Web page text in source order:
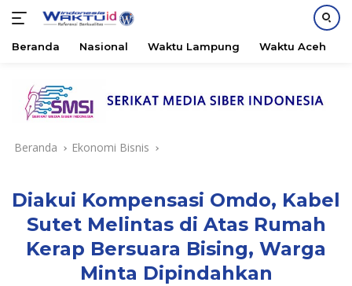
konten
Beranda Nasional Waktu Lampung Waktu Aceh
Beranda Ekonomi Bisnis
Diakui Kompensasi Omdo, Kabel
Sutet Melintas di Atas Rumah
Kerap Bersuara Bising, Warga
Minta Dipindahkan